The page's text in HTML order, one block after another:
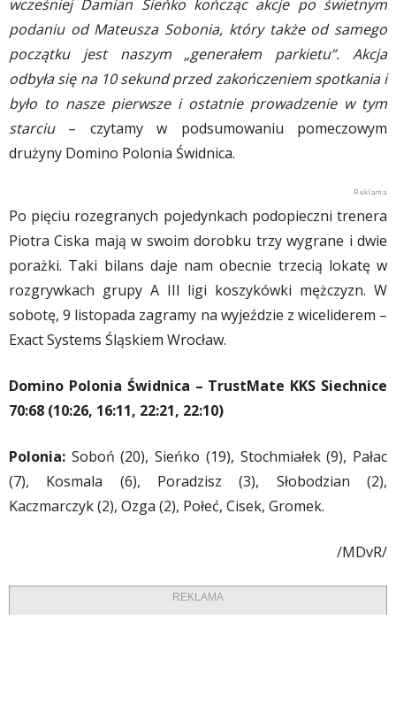
wcześniej Damian Sieńko kończąc akcje po świetnym
podaniu od Mateusza Sobonia, który także od samego
początku jest naszym „generałem parkietu”. Akcja
odbyła się na 10 sekund przed zakończeniem spotkania i
było to nasze pierwsze i ostatnie prowadzenie w tym
starciu– czytamy w podsumowaniu pomeczowym
drużyny Domino Polonia Świdnica.
Po pięciu rozegranych pojedynkach podopieczni trenera
Piotra Ciska mają w swoim dorobku trzy wygrane i dwie
porażki. Taki bilans daje nam obecnie trzecią lokatę w
rozgrywkach grupy A III ligi koszykówki mężczyzn. W
sobotę, 9 listopada zagramy na wyjeździe z wiceliderem –
Exact Systems Śląskiem Wrocław.
Domino Polonia Świdnica – TrustMate KKS Siechnice
70:68 (10:26, 16:11, 22:21, 22:10)
Polonia: Soboń (20), Sieńko (19), Stochmiałek (9), Pałac
(7), Kosmala (6), Poradzisz (3), Słobodzian (2),
Kaczmarczyk (2), Ozga (2), Połeć, Cisek, Gromek.
/MDvR/
REKLAMA